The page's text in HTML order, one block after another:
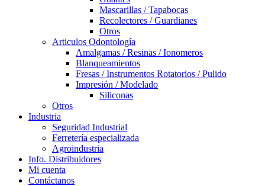
Mascarillas / Tapabocas
Recolectores / Guardianes
Otros
Articulos Odontología
Amalgamas / Resinas / Ionomeros
Blanqueamientos
Fresas / Instrumentos Rotatorios / Pulido
Impresión / Modelado
Siliconas
Otros
Industria
Seguridad Industrial
Ferretería especializada
Agroindustria
Info. Distribuidores
Mi cuenta
Contáctanos